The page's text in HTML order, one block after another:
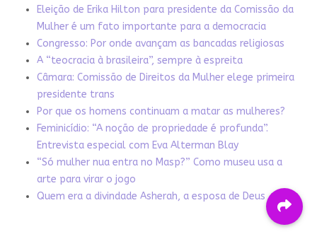
Eleição de Erika Hilton para presidente da Comissão da
Mulher é um fato importante para a democracia
Congresso: Por onde avançam as bancadas religiosas
A “teocracia à brasileira”, sempre à espreita
Câmara: Comissão de Direitos da Mulher elege primeira
presidente trans
Por que os homens continuam a matar as mulheres?
Feminicídio: “A noção de propriedade é profunda”.
Entrevista especial com Eva Alterman Blay
“Só mulher nua entra no Masp?” Como museu usa a
arte para virar o jogo
Quem era a divindade Asherah, a esposa de Deus